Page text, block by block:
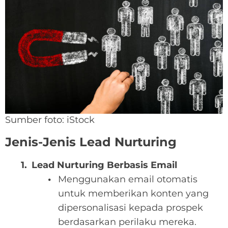
Sumber foto: iStock
Jenis-Jenis Lead Nurturing
Lead Nurturing Berbasis Email
Menggunakan email otomatis
untuk memberikan konten yang
dipersonalisasi kepada prospek
berdasarkan perilaku mereka.